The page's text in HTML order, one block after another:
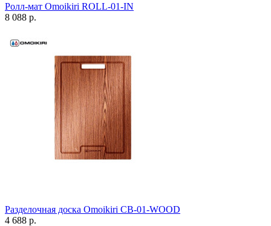
Ролл-мат Omoikiri ROLL-01-IN
8 088 р.
Разделочная доска Omoikiri CB-01-WOOD
4 688 р.